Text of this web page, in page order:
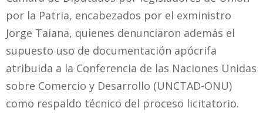
por la Patria, encabezados por el exministro
Jorge Taiana, quienes denunciaron además el
supuesto uso de documentación apócrifa
atribuida a la Conferencia de las Naciones Unidas
sobre Comercio y Desarrollo (UNCTAD-ONU)
como respaldo técnico del proceso licitatorio.